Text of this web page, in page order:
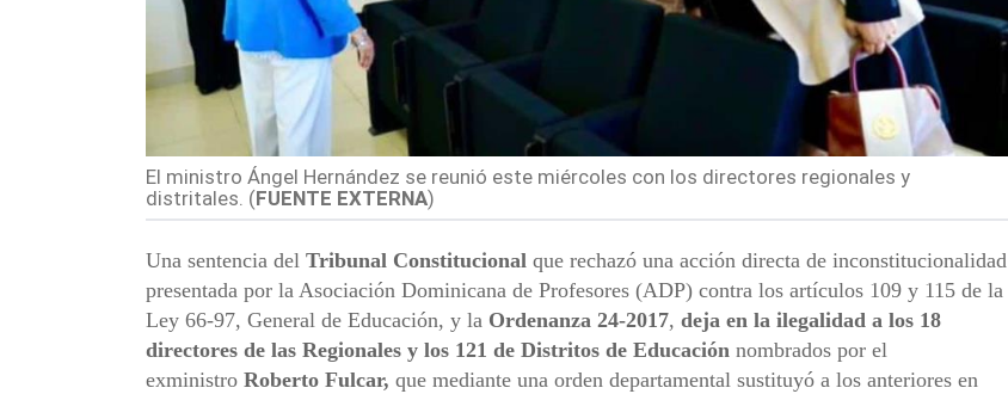
El ministro Ángel Hernández se reunió este miércoles con los directores regionales y
distritales. (FUENTE EXTERNA)
Una sentencia del Tribunal Constitucional que rechazó una acción directa de inconstitucionalidad
presentada por la Asociación Dominicana de Profesores (ADP) contra los artículos 109 y 115 de la
Ley 66-97, General de Educación, y la Ordenanza 24-2017, deja en la ilegalidad a los 18
directores de las Regionales y los 121 de Distritos de Educación nombrados por el
exministro Roberto Fulcar, que mediante una orden departamental sustituyó a los anteriores en